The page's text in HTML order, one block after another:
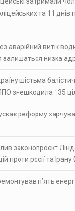
та 11 днів
аварійний витік
залишаться низка
шістьма
знешкодила 135
реформу
законопроєкт
проти росії та Ірану
п’ять